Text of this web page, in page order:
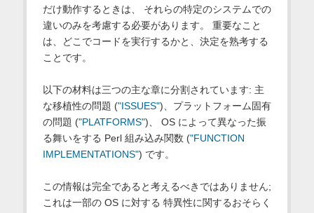
だけ動作するときは、 それらの特定のシステムでの
違いのみを考慮する必要があります。 重要なこと
は、どこでコードを実行するかと、決定を熟考する
ことです。
以下の材料は三つの主な章に分割されています: 主
な移植性の問題 ("ISSUES")、プラットフォーム固有
の問題 ("PLATFORMS")、 OS によって異なった振
る舞いをする Perl 組み込み関数 ("FUNCTION
IMPLEMENTATIONS") です。
この情報は完全であると考えるべきではありません;
これは一部の OS に対する 特異性に関するおそらく